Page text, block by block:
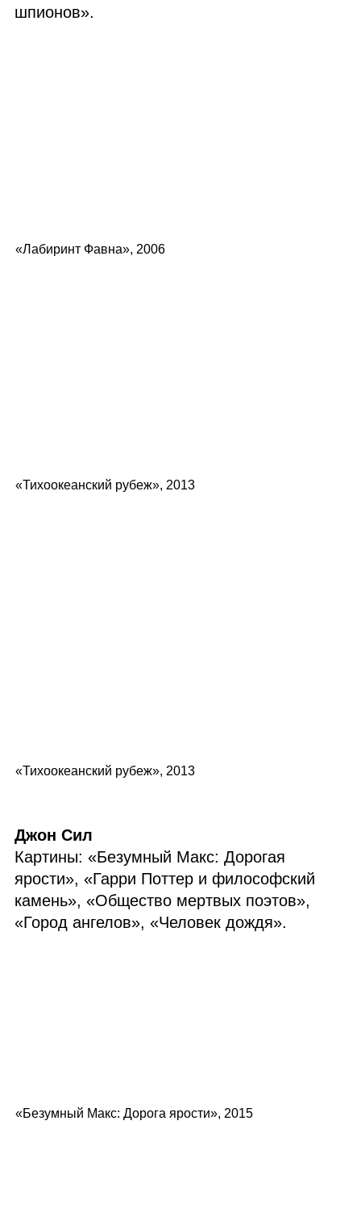
шпионов».
«Лабиринт Фавна», 2006
«Тихоокеанский рубеж», 2013
«Тихоокеанский рубеж», 2013
Джон Сил
Картины: «Безумный Макс: Дорогая
ярости», «Гарри Поттер и философский
камень», «Общество мертвых поэтов»,
«Город ангелов», «Человек дождя».
«Безумный Макс: Дорога ярости», 2015